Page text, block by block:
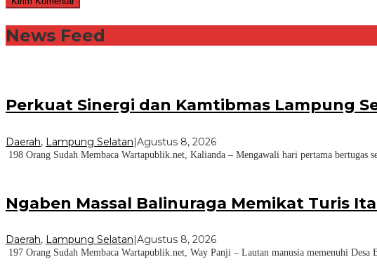
News Feed
Perkuat Sinergi dan Kamtibmas Lampung
Daerah, Lampung Selatan|Agustus 8, 2026
198 Orang Sudah Membaca Wartapublik.net, Kalianda – Mengawali hari pertama
Ngaben Massal Balinuraga Memikat Turis
Daerah, Lampung Selatan|Agustus 8, 2026
197 Orang Sudah Membaca Wartapublik.net, Way Panji – Lautan manusia memenuhi